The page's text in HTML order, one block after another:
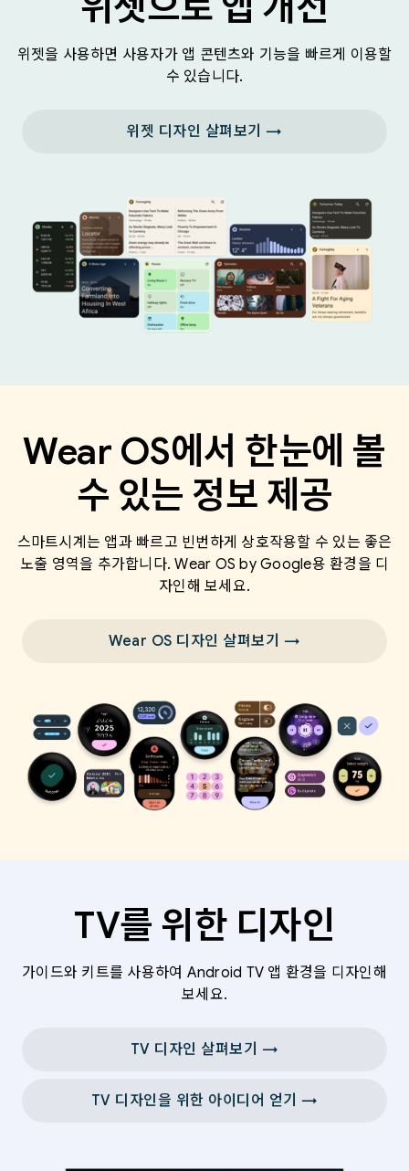
위젯을 사용하면 사용자가 앱 콘텐츠와 기능을 빠르게 이용할
수 있습니다.
위젯 디자인 살펴보기 →
Wear OS에서 한눈에 볼
수 있는 정보 제공
스마트시계는 앱과 빠르고 빈번하게 상호작용할 수 있는 좋은
노출 영역을 추가합니다. Wear OS by Google용 환경을 디
자인해 보세요.
Wear OS 디자인 살펴보기 →
TV를 위한 디자인
가이드와 키트를 사용하여 Android TV 앱 환경을 디자인해
보세요.
TV 디자인 살펴보기 →
TV 디자인을 위한 아이디어 얻기 →